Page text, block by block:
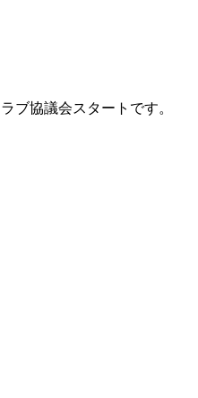
ブ協議会スタートです。